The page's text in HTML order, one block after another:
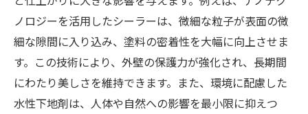
ノロジーを活用したシーラーは、微細な粒子が表面の微
細な隙間に入り込み、塗料の密着性を大幅に向上させま
す。この技術により、外壁の保護力が強化され、長期間
にわたり美しさを維持できます。また、環境に配慮した
水性下地剤は、人体や自然への影響を最小限に抑えつ